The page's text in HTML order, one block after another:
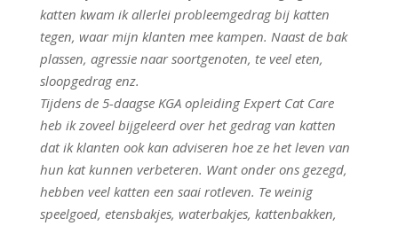
katten kwam ik allerlei probleemgedrag bij katten
tegen, waar mijn klanten mee kampen. Naast de bak
plassen, agressie naar soortgenoten, te veel eten,
sloopgedrag enz.
Tijdens de 5-daagse KGA opleiding Expert Cat Care
heb ik zoveel bijgeleerd over het gedrag van katten
dat ik klanten ook kan adviseren hoe ze het leven van
hun kat kunnen verbeteren. Want onder ons gezegd,
hebben veel katten een saai rotleven. Te weinig
speelgoed, etensbakjes, waterbakjes, kattenbakken,